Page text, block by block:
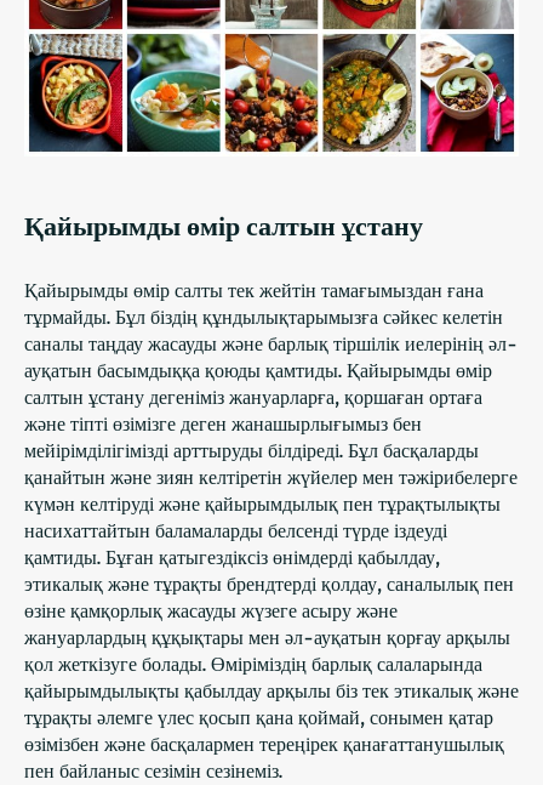
Қайырымды өмір салтын ұстану
Қайырымды өмір салты тек жейтін тамағымыздан ғана
тұрмайды. Бұл біздің құндылықтарымызға сәйкес келетін
саналы таңдау жасауды және барлық тіршілік иелерінің әл-
ауқатын басымдыққа қоюды қамтиды. Қайырымды өмір
салтын ұстану дегеніміз жануарларға, қоршаған ортаға
және тіпті өзімізге деген жанашырлығымыз бен
мейірімділігімізді арттыруды білдіреді. Бұл басқаларды
қанайтын және зиян келтіретін жүйелер мен тәжірибелерге
күмән келтіруді және қайырымдылық пен тұрақтылықты
насихаттайтын баламаларды белсенді түрде іздеуді
қамтиды. Бұған қатыгездіксіз өнімдерді қабылдау,
этикалық және тұрақты брендтерді қолдау, саналылық пен
өзіне қамқорлық жасауды жүзеге асыру және
жануарлардың құқықтары мен әл-ауқатын қорғау арқылы
қол жеткізуге болады. Өміріміздің барлық салаларында
қайырымдылықты қабылдау арқылы біз тек этикалық және
тұрақты әлемге үлес қосып қана қоймай, сонымен қатар
өзімізбен және басқалармен тереңірек қанағаттанушылық
пен байланыс сезімін сезінеміз.